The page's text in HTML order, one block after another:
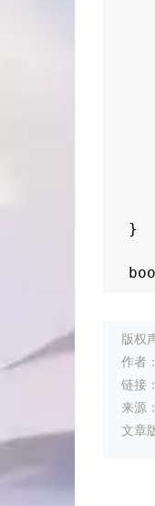
}
版权
作者
链接：
来源
文章